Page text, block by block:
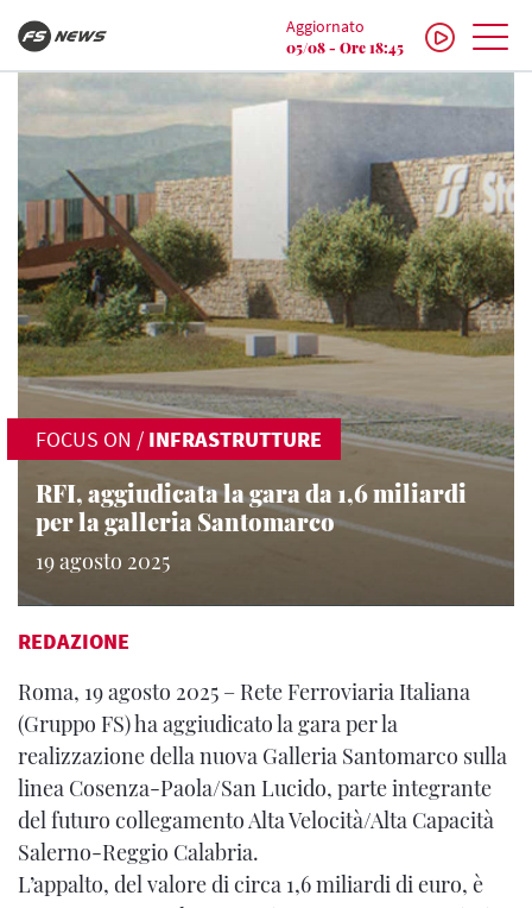
Aggiornato
05/08 - Ore 18:45
FOCUS ON / INFRASTRUTTURE
RFI, aggiudicata la gara da 1,6 miliardi
per la galleria Santomarco
19 agosto 2025
REDAZIONE
Roma, 19 agosto 2025 – Rete Ferroviaria Italiana
(Gruppo FS) ha aggiudicato la gara per la
realizzazione della nuova Galleria Santomarco sulla
linea Cosenza-Paola/San Lucido, parte integrante
del futuro collegamento Alta Velocità/Alta Capacità
Salerno-Reggio Calabria.
L’appalto, del valore di circa 1,6 miliardi di euro, è